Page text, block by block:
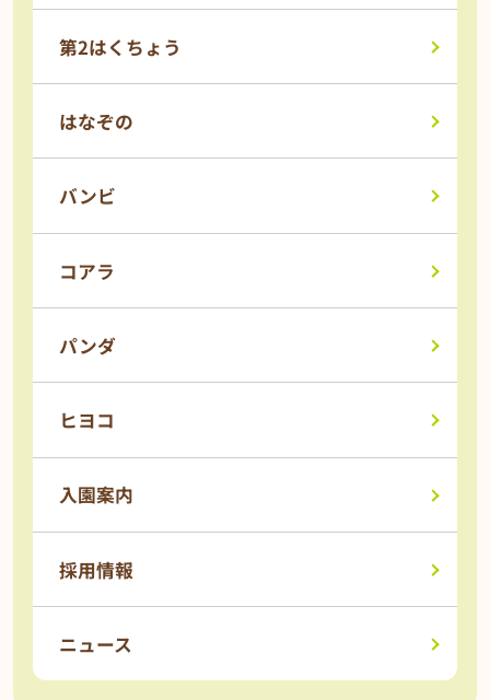
第2はくちょう
はなぞの
バンビ
コアラ
パンダ
ヒヨコ
入園案内
採用情報
ニュース